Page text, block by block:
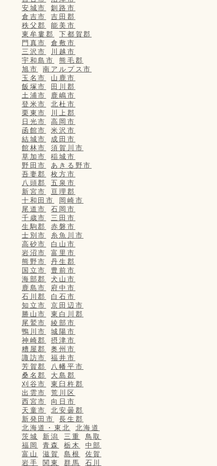
安城市
釧路市
倉吉市
吉田郡
秩父郡
能美市
東牟婁郡
下都賀郡
門真市
倉敷市
三沢市
川越市
宇和島市
熊毛郡
旭市
南アルプス市
玉名市
山鹿市
飯塚市
田川郡
土浦市
鹿嶋市
登米市
北杜市
栗東市
川上郡
日光市
高岡市
函館市
米沢市
結城市
成田市
館林市
須賀川市
草加市
稲城市
野田市
あきる野市
吾妻郡
枚方市
八頭郡
五泉市
新宮市
亘理郡
十和田市
岡崎市
尾道市
石岡市
千歳市
三田市
生駒郡
赤磐市
士別市
糸魚川市
高砂市
白山市
岩沼市
富里市
熊野市
丹生郡
国立市
豊前市
海部郡
犬山市
鹿島市
府中市
石川郡
白石市
知立市
京田辺市
勝山市
東白川郡
尾鷲市
綾部市
鴨川市
城陽市
神崎郡
摂津市
糟屋郡
奥州市
諏訪市
福井市
芳賀郡
八幡平市
桑名郡
大島郡
刈谷市
東臼杵郡
出雲市
荒川区
西宮市
向日市
天童市
北安曇郡
新発田市
長生郡
北海道・東北
北海道
茨城
新潟 三重
鳥取
福岡
青森 栃木
中部
富山
滋賀 島根
佐賀
岩手
関東 群馬
石川